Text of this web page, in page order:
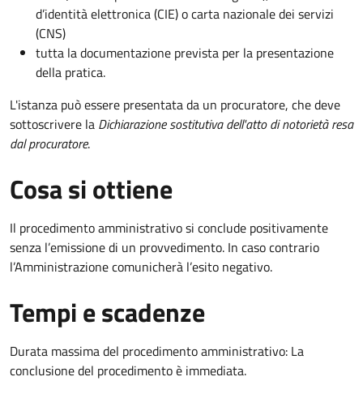
d’identità elettronica (CIE) o carta nazionale dei servizi
(CNS)
tutta la documentazione prevista per la presentazione
della pratica.
L'istanza può essere presentata da un procuratore, che deve
sottoscrivere la Dichiarazione sostitutiva dell'atto di notorietà resa
dal procuratore.
Cosa si ottiene
Il procedimento amministrativo si conclude positivamente
senza l’emissione di un provvedimento. In caso contrario
l’Amministrazione comunicherà l’esito negativo.
Tempi e scadenze
Durata massima del procedimento amministrativo: La
conclusione del procedimento è immediata.